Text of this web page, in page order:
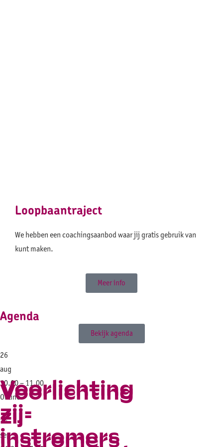
Loopbaantraject
We hebben een coachingsaanbod waar jij gratis gebruik van
kunt maken.
Meer info
Agenda
Bekijk agenda
26
aug
Voorlichting
zij-
instromers
Voorlichting
zij-
instromers
10.00 – 11.00
Online
14
sep